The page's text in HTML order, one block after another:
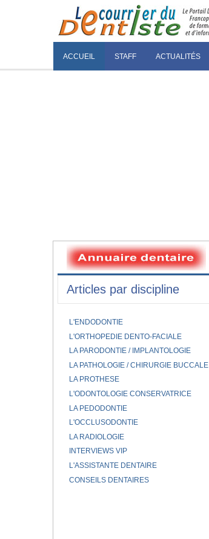
ACCUEIL STAFF ACTUALITÉS
Articles par discipline
L'ENDODONTIE
L'ORTHOPEDIE DENTO-FACIALE
LA PARODONTIE / IMPLANTOLOGIE
LA PATHOLOGIE / CHIRURGIE BUCCALE
LA PROTHESE
L'ODONTOLOGIE CONSERVATRICE
LA PEDODONTIE
L'OCCLUSODONTIE
LA RADIOLOGIE
INTERVIEWS VIP
L'ASSISTANTE DENTAIRE
CONSEILS DENTAIRES